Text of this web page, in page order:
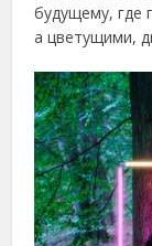
будущему, где
а цветущими,